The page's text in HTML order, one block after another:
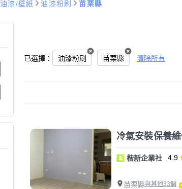
油漆/壁紙 油漆粉刷 苗栗縣
已選擇： 油漆粉刷 苗栗縣 清除所有
冷氣安裝保養
楷新企業社 4.9
苗栗縣與其他33個